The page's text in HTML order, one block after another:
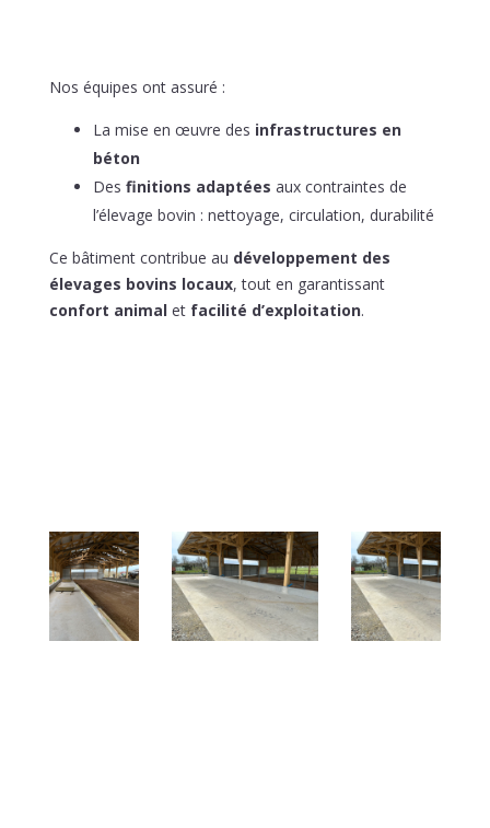
Nos équipes ont assuré :
La mise en œuvre des infrastructures en
béton
Des finitions adaptées aux contraintes de
l’élevage bovin : nettoyage, circulation, durabilité
Ce bâtiment contribue au développement des
élevages bovins locaux, tout en garantissant
confort animalet facilité d’exploitation.